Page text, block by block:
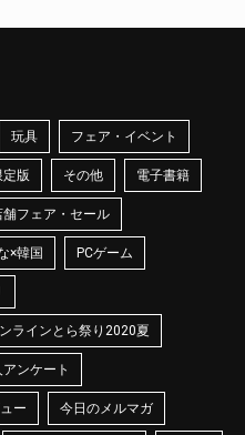
玩具 フェア・イベント
定版 その他 電子書籍
舗フェア・セール
×韓国 PCゲーム
ラインとら祭り2020夏
アンケート
ー 今日のメルマガ